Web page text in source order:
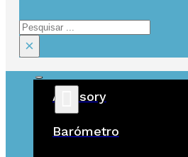
Pesquisar
×
Advisory
Barómetro
ÚLTIMAS